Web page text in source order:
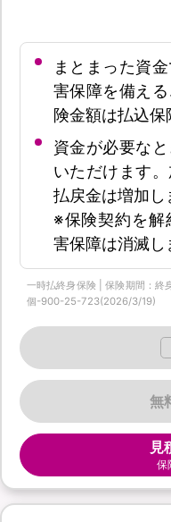
まとまった資
害保障を備え
険金額は払込保
資金が必要な
いただけます
払戻金は増加し
※保険契約を解
害保障は消滅し
一時払終身保険 | 保険期間：終
個-900-25-723(2026/3/19)
無
見
保